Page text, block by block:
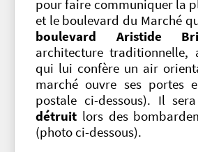
pour faire communiquer la
et le boulevard du Marché
boulevard Aristide
architecture traditionnelle,
qui lui confère un air
marché ouvre ses portes
postale ci-dessous). Il sera
détruit lors des
(photo ci-dessous).